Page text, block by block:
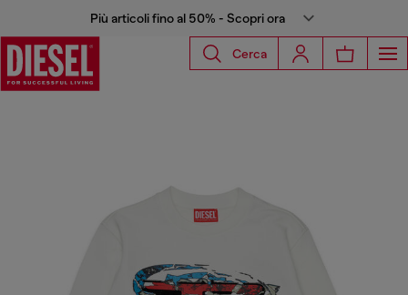
Più articoli fino al 50% - Scopri ora
Cerca